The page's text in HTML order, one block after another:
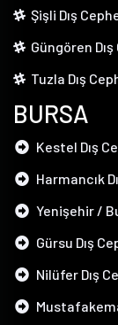
Şişli Dış
Güngören
Tuzla Dış
BURSA
Kestel Dış
Harmancık
Yenişehir /
Gürsu Dış
Nilüfer Dış